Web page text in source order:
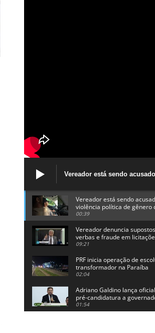
Vereador está sendo
política de gênero contra a
Vereador está sendo
violência política de gênero
prefeita Lucinha da Saúde
00:39
Vereador denuncia
verbas e fraude em
Prefeitura de Alhandra
09:21
PRF inicia operação de
transformador na Paraíba
02:04
Adriano Galdino lança
pré-candidatura a
Paraíba
01:54